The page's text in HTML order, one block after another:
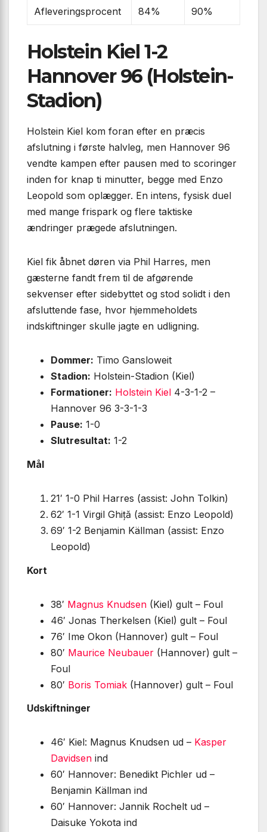
Afleveringsprocent 84% 90%
Holstein Kiel 1-2
Hannover 96 (Holstein-
Stadion)
Holstein Kiel kom foran efter en præcis
afslutning i første halvleg, men Hannover 96
vendte kampen efter pausen med to scoringer
inden for knap ti minutter, begge med Enzo
Leopold som oplægger. En intens, fysisk duel
med mange frispark og flere taktiske
ændringer prægede afslutningen.
Kiel fik åbnet døren via Phil Harres, men
gæsterne fandt frem til de afgørende
sekvenser efter sidebyttet og stod solidt i den
afsluttende fase, hvor hjemmeholdets
indskiftninger skulle jagte en udligning.
Dommer: Timo Gansloweit
Stadion: Holstein-Stadion (Kiel)
Formationer: Holstein Kiel 4-3-1-2 –
Hannover 96 3-3-1-3
Pause: 1-0
Slutresultat: 1-2
Mål
21′ 1-0 Phil Harres (assist: John Tolkin)
62′ 1-1 Virgil Ghiță (assist: Enzo Leopold)
69′ 1-2 Benjamin Källman (assist: Enzo
Leopold)
Kort
38′ Magnus Knudsen (Kiel) gult – Foul
46′ Jonas Therkelsen (Kiel) gult – Foul
76′ Ime Okon (Hannover) gult – Foul
80′ Maurice Neubauer (Hannover) gult –
Foul
80′ Boris Tomiak (Hannover) gult – Foul
Udskiftninger
46′ Kiel: Magnus Knudsen ud – Kasper
Davidsen ind
60′ Hannover: Benedikt Pichler ud –
Benjamin Källman ind
60′ Hannover: Jannik Rochelt ud –
Daisuke Yokota ind